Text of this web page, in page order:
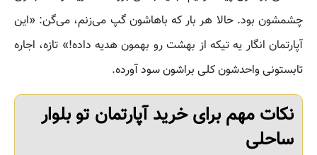
چشمشون بود. حالا هر بار که باهاشون گپ می‌زنم، می‌گن: «این
آپارتمان انگار یه تیکه از بهشت رو بهمون هدیه داده!» تازه، اجاره
تابستونی واحدشون کلی براشون سود آورده.
نکات مهم برای خرید آپارتمان تو بلوار
ساحلی